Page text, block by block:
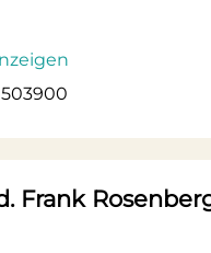
Frank